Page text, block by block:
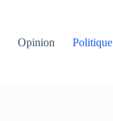
Opinion Politique